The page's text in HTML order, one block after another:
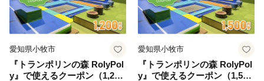
愛知県小牧市
『トランポリンの森 RolyPol
y』で使えるクーポン（1,200
愛知県小牧市
『トランポリンの森 RolyPol
y』で使えるクーポン（1,500